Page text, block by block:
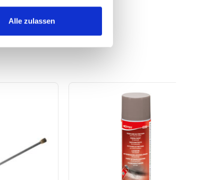
Alle zulassen